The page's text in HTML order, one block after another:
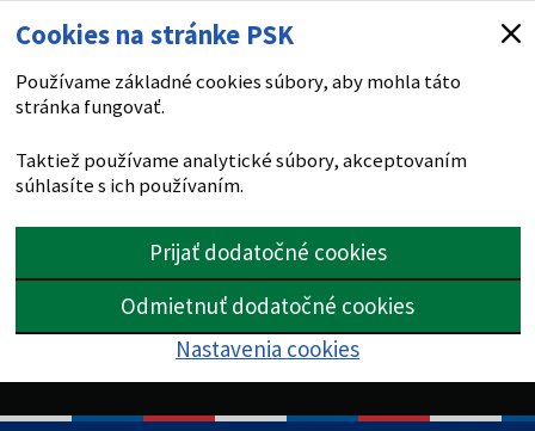
Cookies na stránke PSK
Používame základné cookies súbory, aby mohla táto
stránka fungovať.
Taktiež používame analytické súbory, akceptovaním
súhlasíte s ich používaním.
Prijať dodatočné cookies
Odmietnuť dodatočné cookies
Nastavenia cookies